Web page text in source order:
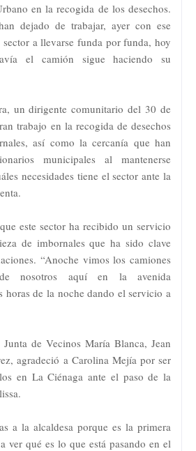
en la recogida de los desechos.
dejado de trabajar, ayer con ese
a llevarse funda por funda, hoy
el camión sigue haciendo su
un dirigente comunitario del 30 de
trabajo en la recogida de desechos
así como la cercanía que han
municipales al mantenerse
necesidades tiene el sector ante la
este sector ha recibido un servicio
de imbornales que ha sido clave
“Anoche vimos los camiones
nosotros aquí en la avenida
horas de la noche dando el servicio a
de Vecinos María Blanca, Jean
agradeció a Carolina Mejía por ser
en La Ciénaga ante el paso de la
a la alcaldesa porque es la primera
ver qué es lo que está pasando en el